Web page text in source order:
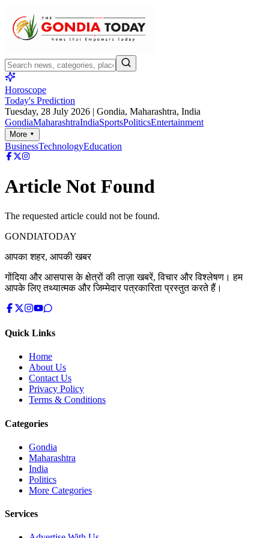
Horoscope
Today's Prediction
Tuesday, 28 July 2026 | Gondia, Maharashtra, India
GondiaMaharashtraIndiaSportsPoliticsEntertainment
More ▾
BusinessTechnologyEducation
Article Not Found
The requested article could not be found.
GONDIATODAY
आपका शहर, आपकी खबर
गोंदिया और आसपास के क्षेत्रों की ताज़ा खबरें, विचार और विश्लेषण। हम
आपके लिए तथ्यात्मक और जिम्मेदार पत्रकारिता प्रस्तुत करते हैं।
Quick Links
Home
About Us
Contact Us
Privacy Policy
Terms & Conditions
Categories
Gondia
Maharashtra
India
Politics
More Categories
Services